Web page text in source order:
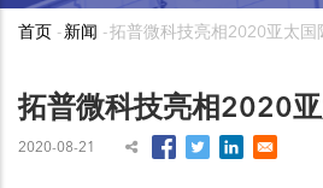
包
屑
首页 - 新闻 -拓普微科技亮相2020亚太国
拓普微科技亮相2020
2020-08-21